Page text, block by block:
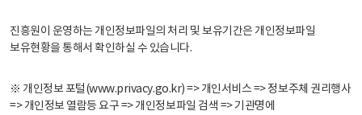
진흥원이 운영하는 개인정보파일의 처리 및 보유기간은 개인정보파일
보유현황을 통해서 확인하실 수 있습니다.
※ 개인정보 포털(www.privacy.go.kr) => 개인서비스 => 정보주체 권리행사
=> 개인정보 열람등 요구 => 개인정보파일 검색 => 기관명에